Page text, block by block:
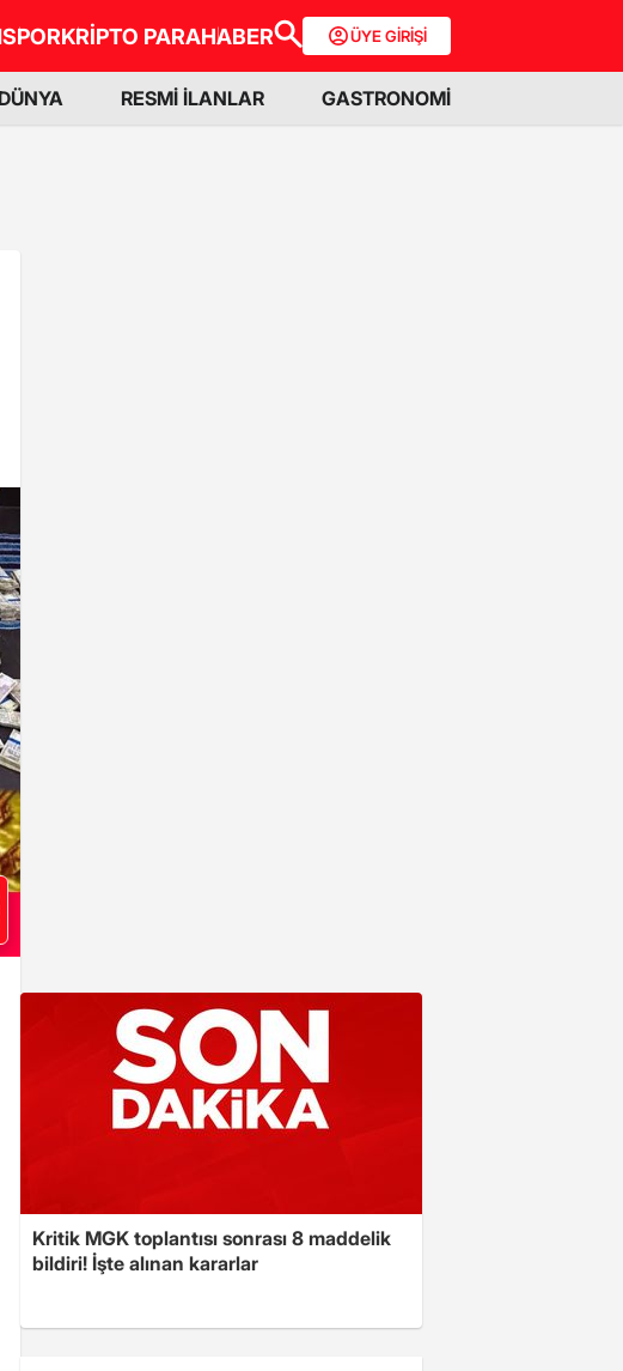
SPORKRİPTO PARAHABER ÜYE GİRİŞİ
DÜNYA RESMİ İLANLAR GASTRONOMİ
Kritik MGK toplantısı sonrası 8 maddelik
bildiri! İşte alınan kararlar